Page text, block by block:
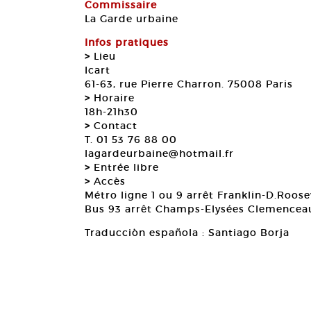
Commissaire
La Garde urbaine
Infos pratiques
> Lieu
Icart
61-63, rue Pierre Charron. 75008 Paris
> Horaire
18h-21h30
> Contact
T. 01 53 76 88 00
lagardeurbaine@hotmail.fr
> Entrée libre
> Accès
Métro ligne 1 ou 9 arrêt Franklin-
Bus 93 arrêt Champs-Elysées
Traducciòn española : Santiago Borja